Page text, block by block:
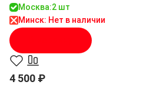
Москва:2 шт
Минск: Нет в наличии
4 500 ₽